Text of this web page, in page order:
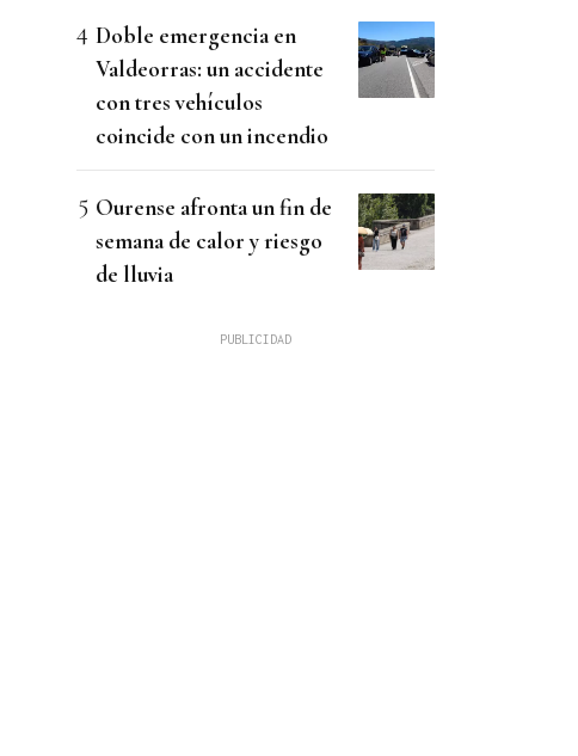
Doble emergencia en
Valdeorras: un accidente
con tres vehículos
coincide con un incendio
Ourense afronta un fin de
semana de calor y riesgo
de lluvia